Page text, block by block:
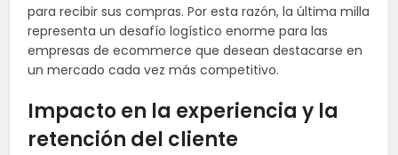
para recibir sus compras. Por esta razón, la última milla
representa un desafío logístico enorme para las
empresas de ecommerce que desean destacarse en
un mercado cada vez más competitivo.
Impacto en la experiencia y la
retención del cliente